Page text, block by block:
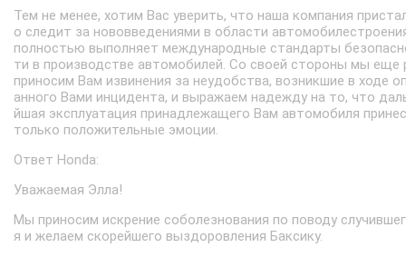
Тем не менее, хотим Вас уверить, что наша компания
о следит за нововведениями в области
полностью выполняет международные стандарты
ти в производстве автомобилей. Со своей стороны мы еще
приносим Вам извинения за неудобства, возникшие в ходе
анного Вами инцидента, и выражаем надежду на то, что
йшая эксплуатация принадлежащего Вам автомобиля
только положительные эмоции.
Ответ Honda:
Уважаемая Элла!
Мы приносим искрение соболезнования по поводу
я и желаем скорейшего выздоровления Баксику.